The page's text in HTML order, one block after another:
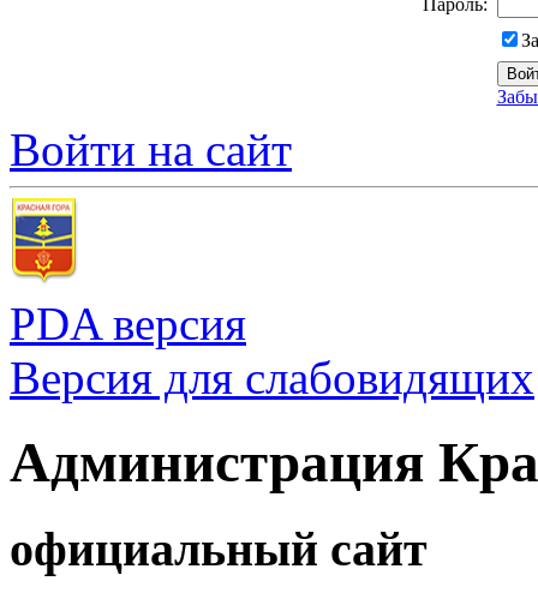
Пароль:
Войти на сайт
PDA версия
Версия для слабовидящих
Администрация
официальный сайт